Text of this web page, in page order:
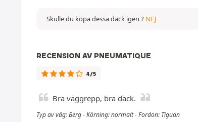
Skulle du köpa dessa däck igen ? NEJ
RECENSION AV PNEUMATIQUE
4/5
Bra väggrepp, bra däck.
Typ av väg: Berg - Körning: normalt - Fordon: Tiguan